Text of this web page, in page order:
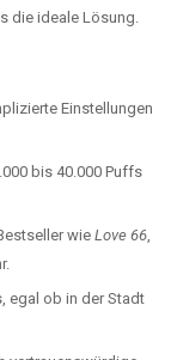
die ideale Lösung.
Einstellungen
bis 40.000 Puffs
wie Love 66,
egal ob in der Stadt